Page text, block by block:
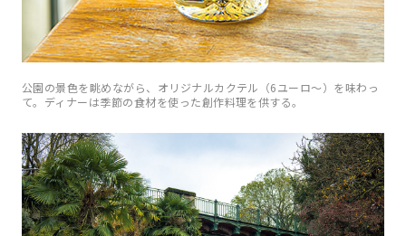
公園の景色を眺めながら、オリジナルカクテル（6ユーロ〜）を味わっ
て。ディナーは季節の食材を使った創作料理を供する。